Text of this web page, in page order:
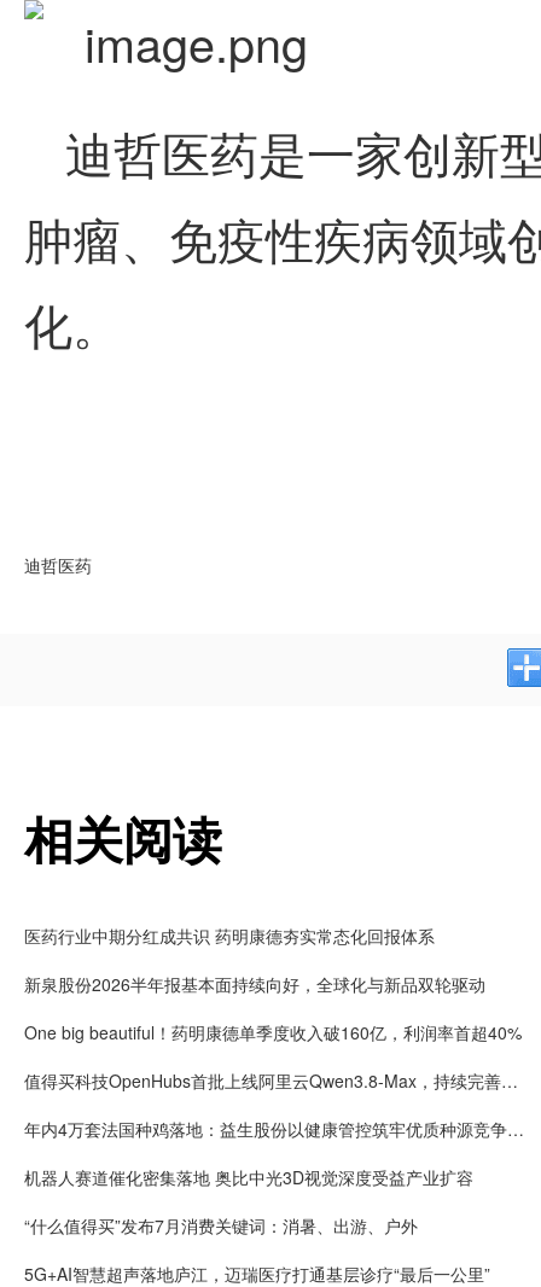
迪哲医药是一家创新
肿瘤、免疫性疾病领域
化。
迪哲医药
相关阅读
医药行业中期分红成共识 药明康德夯实常态化回报体系
新泉股份2026半年报基本面持续向好，全球化与新品双轮驱动
One big beautiful！药明康德单季度收入破160亿，利润率首超40%
值得买科技OpenHubs首批上线阿里云Qwen3.8-Max，持续完善企业多模型服务
年内4万套法国种鸡落地：益生股份以健康管控筑牢优质种源竞争壁垒
机器人赛道催化密集落地 奥比中光3D视觉深度受益产业扩容
“什么值得买”发布7月消费关键词：消暑、出游、户外
5G+AI智慧超声落地庐江，迈瑞医疗打通基层诊疗“最后一公里”